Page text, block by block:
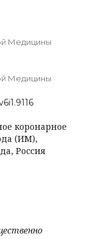
Медицины
Медицины
коронарное
(ИМ),
Россия